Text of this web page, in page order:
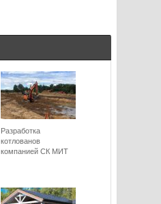
Разработка
котлованов
компанией СК МИТ